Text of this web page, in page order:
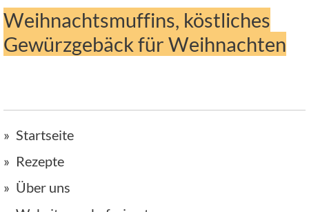
Weihnachtsmuffins, köstliches
Gewürzgebäck für Weihnachten
Startseite
Rezepte
Über uns